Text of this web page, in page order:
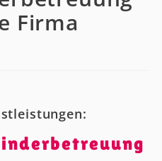
Firma